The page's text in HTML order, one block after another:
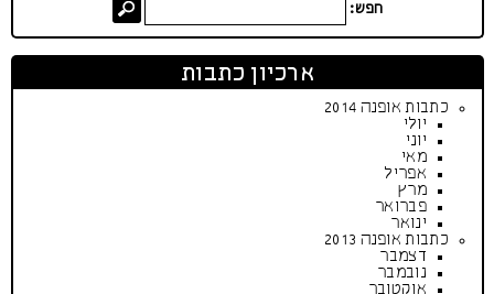
חפש:
ארכיון כתבות
כתבות אופנה 2014
יולי
יוני
מאי
אפריל
מרץ
פברואר
ינואר
כתבות אופנה 2013
דצמבר
נובמבר
אוקטובר